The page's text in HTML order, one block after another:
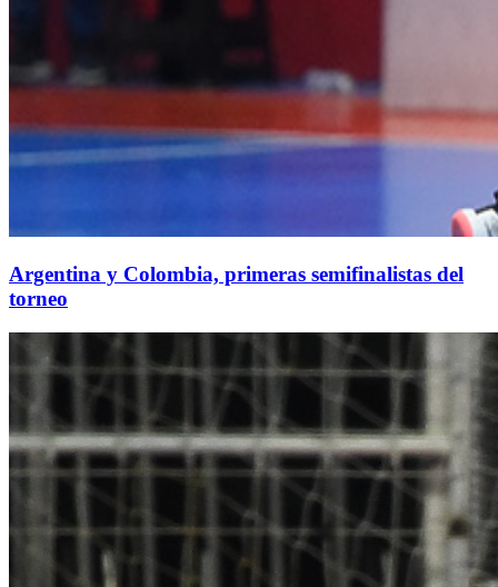
Argentina y Colombia, primeras semifinalistas del
torneo